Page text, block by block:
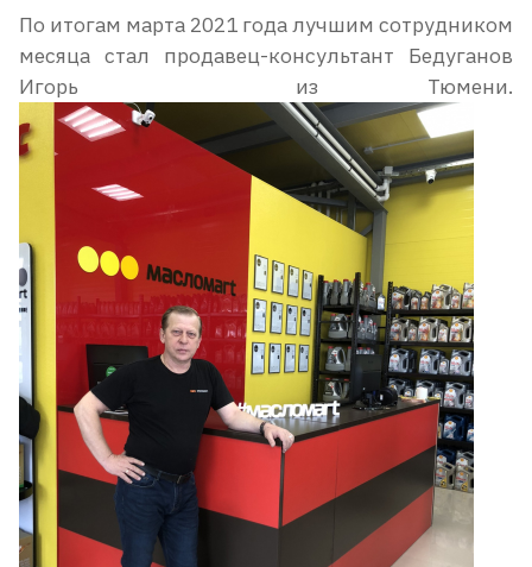
По итогам марта 2021 года лучшим сотрудником
месяца стал продавец-консультант Бедуганов
Игорь из Тюмени.